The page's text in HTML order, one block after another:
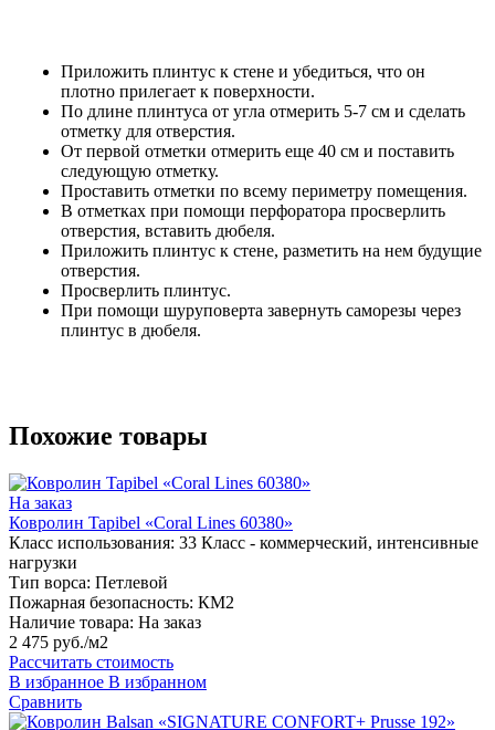
Приложить плинтус к стене и убедиться, что он
плотно прилегает к поверхности.
По длине плинтуса от угла отмерить 5-7 см и сделать
отметку для отверстия.
От первой отметки отмерить еще 40 см и поставить
следующую отметку.
Проставить отметки по всему периметру помещения.
В отметках при помощи перфоратора просверлить
отверстия, вставить дюбеля.
Приложить плинтус к стене, разметить на нем будущие
отверстия.
Просверлить плинтус.
При помощи шуруповерта завернуть саморезы через
плинтус в дюбеля.
Похожие товары
На заказ
Ковролин Tapibel «Coral Lines 60380»
Класс использования: 33 Класс - коммерческий, интенсивные
нагрузки
Тип ворса: Петлевой
Пожарная безопасность: КМ2
Наличие товара: На заказ
2 475 руб./м2
Рассчитать стоимость
В избранное В избранном
Сравнить